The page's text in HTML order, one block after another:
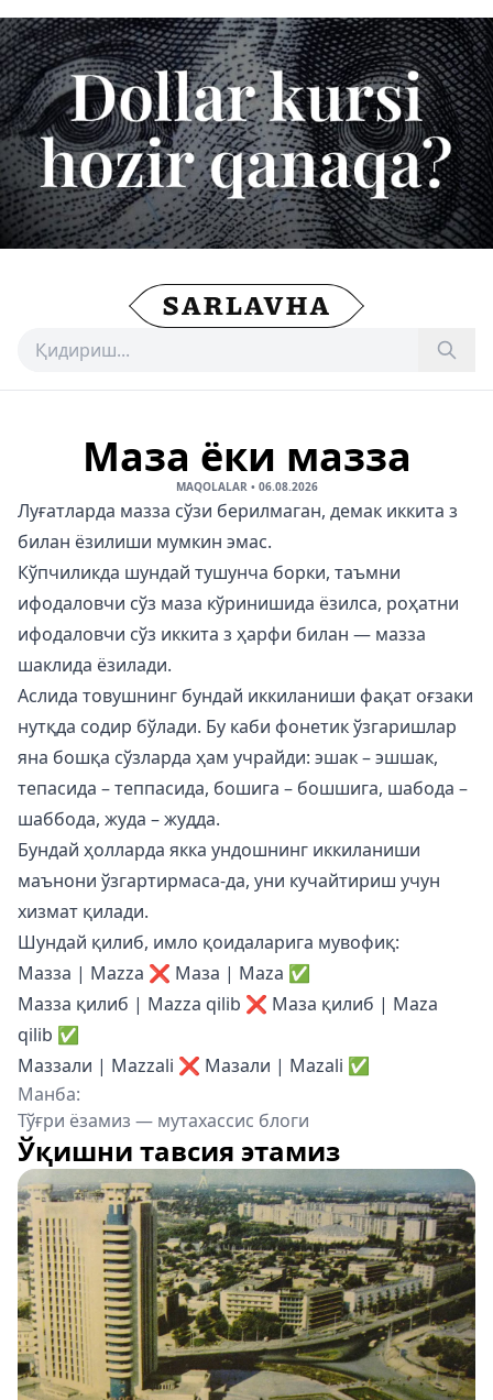
Маза ёки мазза
MAQOLALAR • 06.08.2026
Луғатларда мазза сўзи берилмаган, демак иккита з
билан ёзилиши мумкин эмас.
Кўпчиликда шундай тушунча борки, таъмни
ифодаловчи сўз маза кўринишида ёзилса, роҳатни
ифодаловчи сўз иккита з ҳарфи билан — мазза
шаклида ёзилади.
Аслида товушнинг бундай иккиланиши фақат оғзаки
нутқда содир бўлади. Бу каби фонетик ўзгаришлар
яна бошқа сўзларда ҳам учрайди: эшак – эшшак,
тепасида – теппасида, бошига – бошшига, шабода –
шаббода, жуда – жудда.
Бундай ҳолларда якка ундошнинг иккиланиши
маънони ўзгартирмаса-да, уни кучайтириш учун
хизмат қилади.
Шундай қилиб, имло қоидаларига мувофиқ:
Мазза | Mazza ❌ Маза | Maza ✅
Мазза қилиб | Mazza qilib ❌ Маза қилиб | Maza
qilib ✅
Маззали | Mazzali ❌ Мазали | Mazali ✅
Манба:
Тўғри ёзамиз — мутахассис блоги
Ўқишни тавсия этамиз